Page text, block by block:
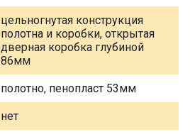
цельногнутая конструкция
полотна и коробки, открытая
дверная коробка глубиной
86мм
полотно, пенопласт 53мм
нет